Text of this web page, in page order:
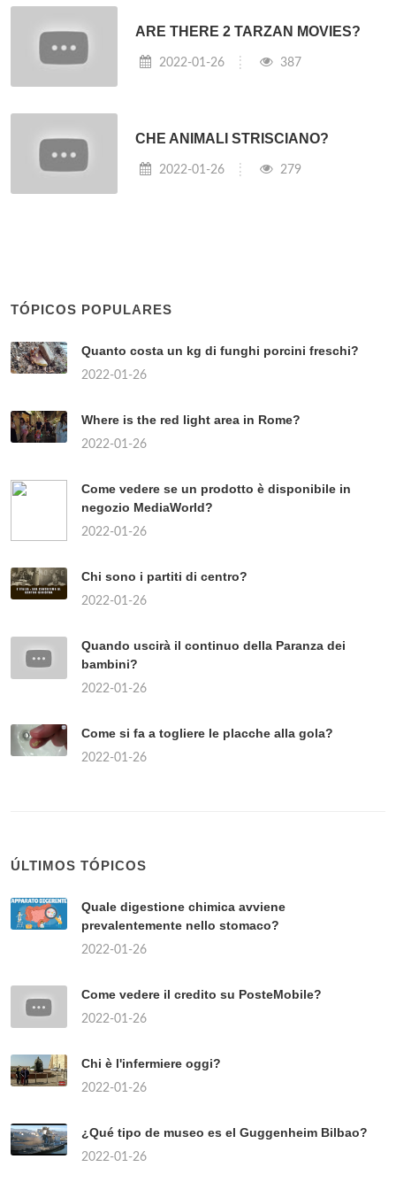
ARE THERE 2 TARZAN MOVIES?
2022-01-26 387
CHE ANIMALI STRISCIANO?
2022-01-26 279
TÓPICOS POPULARES
Quanto costa un kg di funghi porcini freschi?
2022-01-26
Where is the red light area in Rome?
2022-01-26
Come vedere se un prodotto è disponibile in
negozio MediaWorld?
2022-01-26
Chi sono i partiti di centro?
2022-01-26
Quando uscirà il continuo della Paranza dei
bambini?
2022-01-26
Come si fa a togliere le placche alla gola?
2022-01-26
ÚLTIMOS TÓPICOS
Quale digestione chimica avviene
prevalentemente nello stomaco?
2022-01-26
Come vedere il credito su PosteMobile?
2022-01-26
Chi è l'infermiere oggi?
2022-01-26
¿Qué tipo de museo es el Guggenheim Bilbao?
2022-01-26